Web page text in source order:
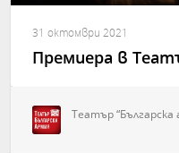
31 октомври 2021
Премиера в
Театър “Българска